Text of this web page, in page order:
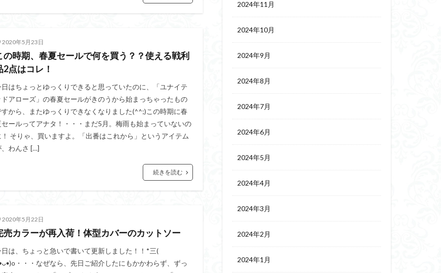
2020年5月23日
の時期、春夏セールで何を買う？？使える戦利
2点はコレ！
日はちょっとゆっくりできると思っていたのに、「ユナイテ
ドアローズ」の春夏セールがきのうから始まっちゃったもの
すから、またゆっくりできなくなりました(^^;)この時期に春
セールってアナタ！・・・まだ5月。梅雨も始まっていないの
！ そりゃ、買いますよ。「出番はこれから」というアイテム
、わんさ […]
続きを読む
2020年5月22日
売カラーが再入荷！体型カバーのカットソー
日は、ちょっと急いで書いて更新しました！！*三(
・・・なぜなら、先日ご紹介したにもかかわらず、ずっ
2024年11月
2024年10月
2024年9月
2024年8月
2024年7月
2024年6月
2024年5月
2024年4月
2024年3月
2024年2月
2024年1月